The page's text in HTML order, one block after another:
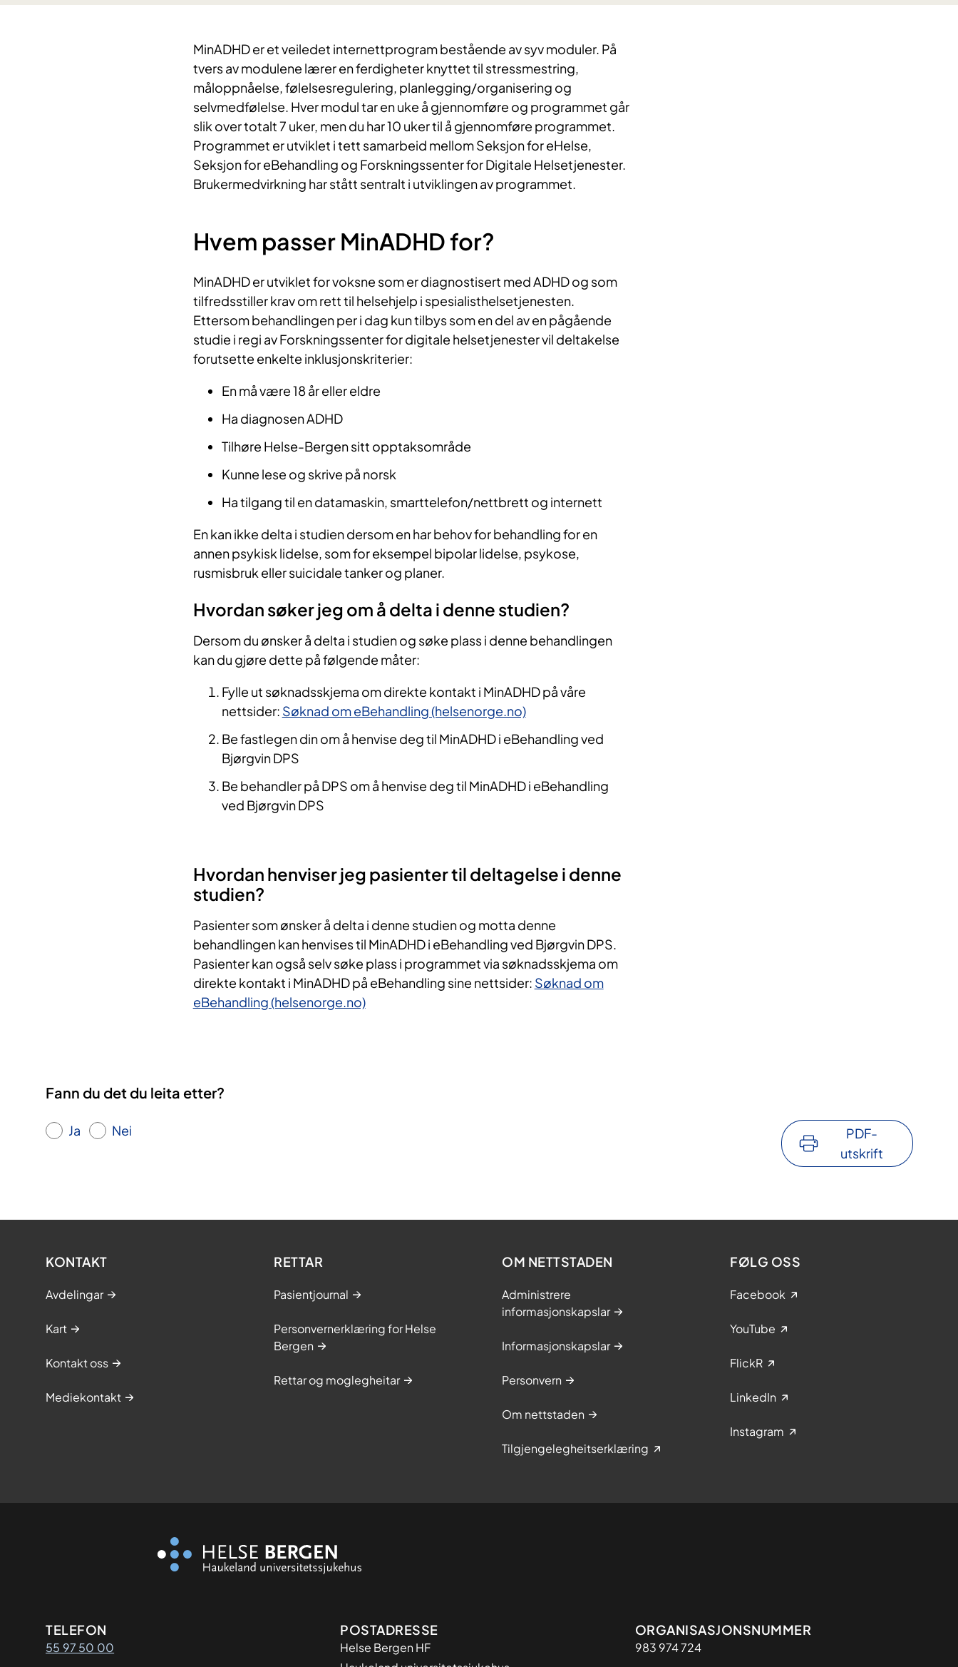
MinADHD er et veiledet internettprogram bestående av syv moduler. På
tvers av modulene lærer en ferdigheter knyttet til stressmestring,
måloppnåelse, følelsesregulering, planlegging/organisering og
selvmedfølelse. Hver modul tar en uke å gjennomføre og programmet går
slik over totalt 7 uker, men du har 10 uker til å gjennomføre programmet.
Programmet er utviklet i tett samarbeid mellom Seksjon for eHelse,
Seksjon for eBehandling og Forskningssenter for Digitale Helsetjenester.
Brukermedvirkning har stått sentralt i utviklingen av programmet.
Hvem passer MinADHD for?
MinADHD er utviklet for voksne som er diagnostisert med ADHD og som
tilfredsstiller krav om rett til helsehjelp i spesialisthelsetjenesten.
Ettersom behandlingen per i dag kun tilbys som en del av en pågående
studie i regi av Forskningssenter for digitale helsetjenester vil deltakelse
forutsette enkelte inklusjonskriterier:
En må være 18 år eller eldre
Ha diagnosen ADHD
Tilhøre Helse-Bergen sitt opptaksområde
Kunne lese og skrive på norsk
Ha tilgang til en datamaskin, smarttelefon/nettbrett og internett
En kan ikke delta i studien dersom en har behov for behandling for en
annen psykisk lidelse, som for eksempel bipolar lidelse, psykose,
rusmisbruk eller suicidale tanker og planer.
Hvordan søker jeg om å delta i denne studien?
Dersom du ønsker å delta i studien og søke plass i denne behandlingen
kan du gjøre dette på følgende måter:
Fylle ut søknadsskjema om direkte kontakt i MinADHD på våre
nettsider: Søknad om eBehandling (helsenorge.no)
Be fastlegen din om å henvise deg til MinADHD i eBehandling ved
Bjørgvin DPS
Be behandler på DPS om å henvise deg til MinADHD i eBehandling
ved Bjørgvin DPS
Hvordan henviser jeg pasienter til deltagelse i denne
studien?
Pasienter som ønsker å delta i denne studien og motta denne
behandlingen kan henvises til MinADHD i eBehandling ved Bjørgvin DPS.
Pasienter kan også selv søke plass i programmet via søknadsskjema om
direkte kontakt i MinADHD på eBehandling sine nettsider: Søknad om
eBehandling (helsenorge.no)
Fann du det du leita etter?
Ja Nei
PDF-
utskrift
KONTAKT
Avdelingar
Kart
Kontakt oss
Mediekontakt
RETTAR
Pasientjournal
Personvernerklæring for Helse
Bergen
Rettar og moglegheitar
OM NETTSTADEN
Administrere
informasjonskapslar
Informasjonskapslar
Personvern
Om nettstaden
Tilgjengelegheitserklæring
FØLG OSS
Facebook
YouTube
FlickR
LinkedIn
Instagram
Kontaktinformasjon
TELEFON
55 97 50 00 Adresse
POSTADRESSE
Helse Bergen HF
Organisasjon
ORGANISASJONSNUMMER
983 974 724